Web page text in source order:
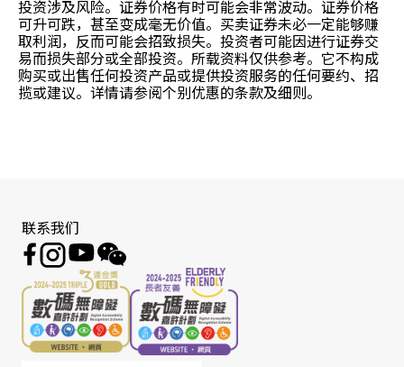
投资涉及风险。证券价格有时可能会非常波动。证券价格
可升可跌，甚至变成毫无价值。买卖证券未必一定能够赚
取利润，反而可能会招致损失。投资者可能因进行证券交
易而损失部分或全部投资。所载资料仅供参考。它不构成
购买或出售任何投资产品或提供投资服务的任何要约、招
揽或建议。详情请参阅个别优惠的条款及细则。
联系我们